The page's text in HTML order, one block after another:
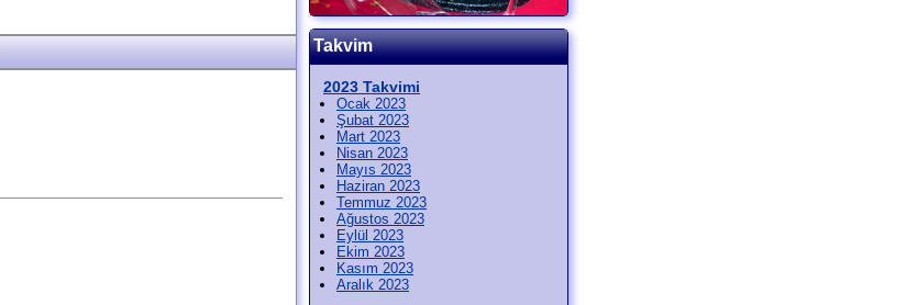
Takvim
2023 Takvimi
Ocak 2023
Şubat 2023
Mart 2023
Nisan 2023
Mayıs 2023
Haziran 2023
Temmuz 2023
Ağustos 2023
Eylül 2023
Ekim 2023
Kasım 2023
Aralık 2023